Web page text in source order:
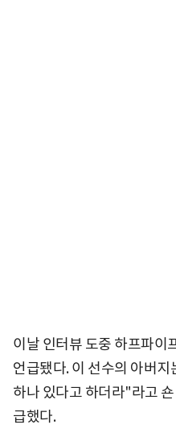
이날 인터뷰 도중 하프파이
언급됐다. 이 선수의 아버
하나 있다고 하더라"라고
급했다.